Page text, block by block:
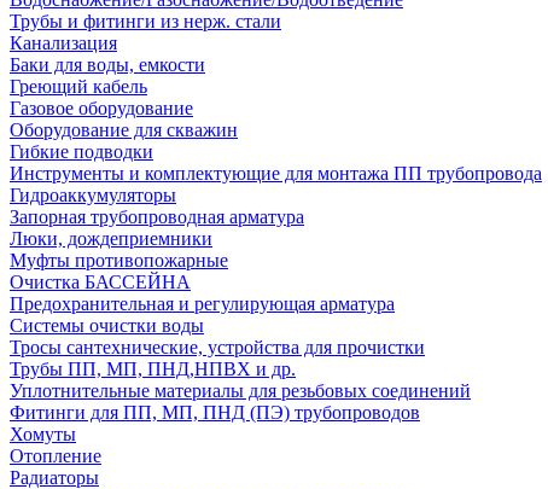
Трубы и фитинги из нерж. стали
Канализация
Баки для воды, емкости
Греющий кабель
Газовое оборудование
Оборудование для скважин
Гибкие подводки
Инструменты и комплектующие для монтажа ПП трубопровода
Гидроаккумуляторы
Запорная трубопроводная арматура
Люки, дождеприемники
Муфты противопожарные
Очистка БАССЕЙНА
Предохранительная и регулирующая арматура
Системы очистки воды
Тросы сантехнические, устройства для прочистки
Трубы ПП, МП, ПНД,НПВХ и др.
Уплотнительные материалы для резьбовых соединений
Фитинги для ПП, МП, ПНД (ПЭ) трубопроводов
Хомуты
Отопление
Радиаторы